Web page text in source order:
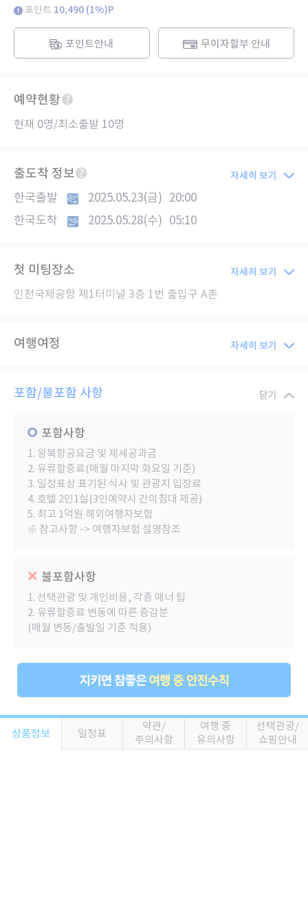
포인트 10,490 (1%)P
포인트안내 무이자할부 안내
예약현황
현재 0명/최소출발 10명
출도착 정보 자세히 보기
한국출발 2025.05.23(금) 20:00
한국도착
2025.05.28(수) 05:10
첫 미팅장소 자세히 보기
인천국제공항 제1터미널 3층 1번 출입구 A존
여행여정 자세히 보기
포함/불포함 사항 닫기
포함사항
1. 왕복항공요금 및 제세공과금
2. 유류할증료(매월 마지막 화요일 기준)
3. 일정표상 표기된 식사 및 관광지 입장료
4. 호텔 2인1실(3인예약시 간이침대 제공)
5. 최고 1억원 해외여행자보험
※ 참고사항 -> 여행자보험 설명참조
불포함사항
1. 선택관광 및 개인비용, 각종 매너 팁
2. 유류할증료 변동에 따른 증감분
(매월 변동/출발일 기준 적용)
상품정보 일정표
약관/
주의사항
여행 중
유의사항
선택관광/
쇼핑안내